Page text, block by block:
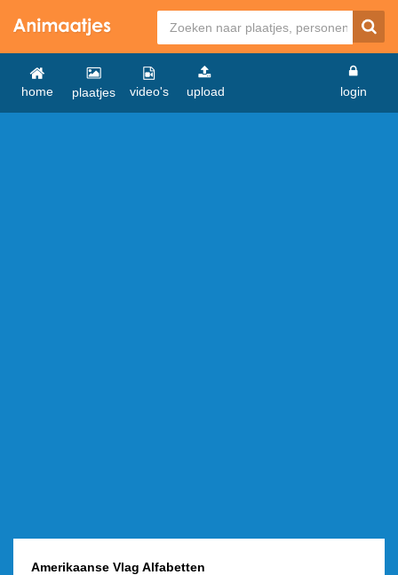
home plaatjes video's upload login
Amerikaanse Vlag Alfabetten